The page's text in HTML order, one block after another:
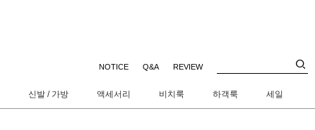
NOTICE Q&A REVIEW
신발 / 가방 액세서리 비치룩 하객룩 세일